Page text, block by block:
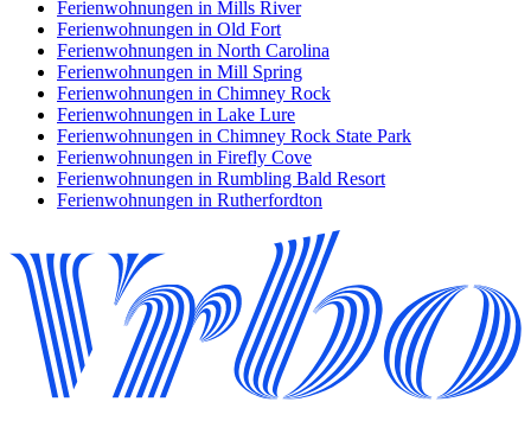
Ferienwohnungen in Mills River
Ferienwohnungen in Old Fort
Ferienwohnungen in North Carolina
Ferienwohnungen in Mill Spring
Ferienwohnungen in Chimney Rock
Ferienwohnungen in Lake Lure
Ferienwohnungen in Chimney Rock State Park
Ferienwohnungen in Firefly Cove
Ferienwohnungen in Rumbling Bald Resort
Ferienwohnungen in Rutherfordton